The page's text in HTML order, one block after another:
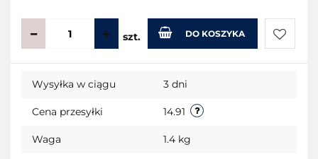
szt. DO KOSZYKA
Do
Wysyłka w ciągu 3 dni
Cena przesyłki 14.91
Waga 1.4 kg